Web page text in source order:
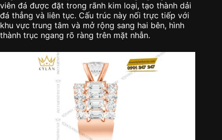
viên đá được đặt trong rãnh kim loại, tạo thành dải
đá thẳng và liên tục. Cấu trúc này nối trực tiếp với
khu vực trung tâm và mở rộng sang hai bên, hình
thành trục ngang rõ ràng trên mặt nhẫn.